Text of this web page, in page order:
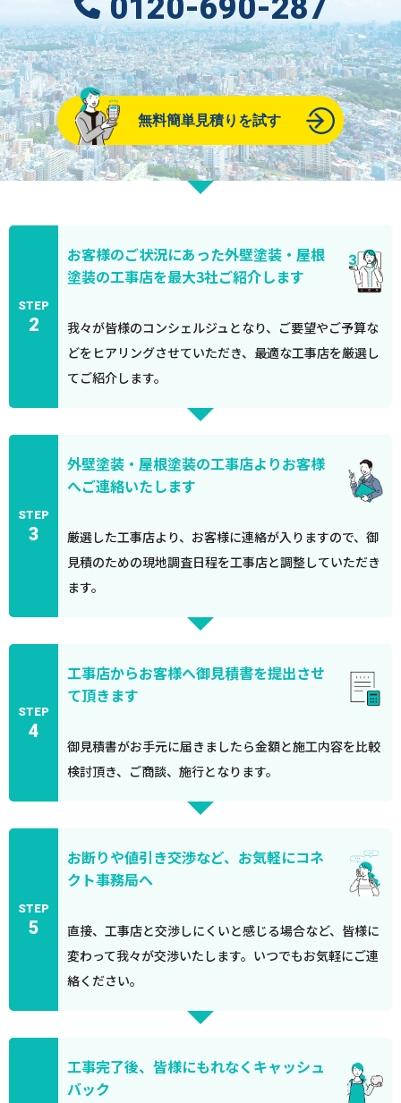
0120-690-287
無料簡単見積りを試す
STEP
2
お客様のご状況にあった外壁塗装・屋根
塗装の工事店を最大3社ご紹介します
我々が皆様のコンシェルジュとなり、ご要望やご予算な
どをヒアリングさせていただき、最適な工事店を厳選し
てご紹介します。
STEP
3
外壁塗装・屋根塗装の工事店よりお客様
へご連絡いたします
厳選した工事店より、お客様に連絡が入りますので、御
見積のための現地調査日程を工事店と調整していただき
ます。
STEP
4
工事店からお客様へ御見積書を提出させ
て頂きます
御見積書がお手元に届きましたら金額と施工内容を比較
検討頂き、ご商談、施行となります。
STEP
5
お断りや値引き交渉など、お気軽にコネ
クト事務局へ
直接、工事店と交渉しにくいと感じる場合など、皆様に
変わって我々が交渉いたします。いつでもお気軽にご連
絡ください。
工事完了後、皆様にもれなくキャッシュ
バック